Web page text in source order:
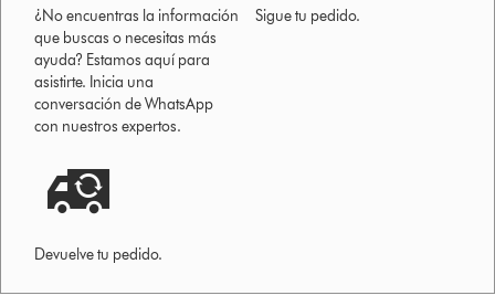
¿No encuentras la información
que buscas o necesitas más
ayuda? Estamos aquí para
asistirte. Inicia una
conversación de WhatsApp
con nuestros expertos.
Sigue tu pedido.
Devuelve tu pedido.